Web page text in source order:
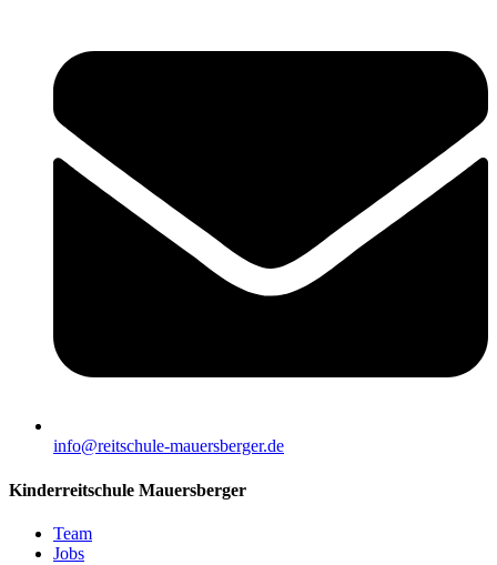
info@reitschule-mauersberger.de
Kinderreitschule Mauersberger
Team
Jobs